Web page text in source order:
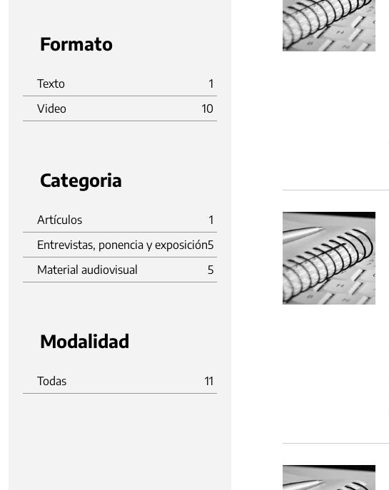
Formato
Texto
1
Video
10
Categoria
Artículos
1
Entrevistas, ponencia y exposición5
Material audiovisual
5
Modalidad
Todas 11